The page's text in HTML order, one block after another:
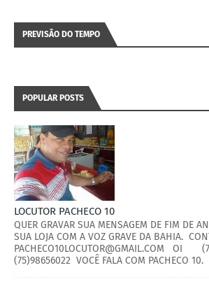
PREVISÃO DO TEMPO
POPULAR POSTS
LOCUTOR PACHECO 10
QUER GRAVAR SUA MENSAGEM DE FIM DE
SUA LOJA COM A VOZ GRAVE DA BAHIA.
PACHECO10LOCUTOR@GMAIL.COM OI
(75)98656022 VOCÊ FALA COM PACHECO 10.